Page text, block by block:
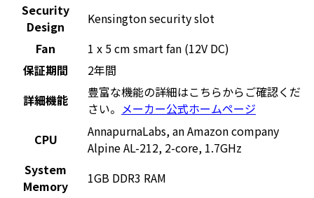
Security
Design
Kensington security slot
Fan
1 x 5 cm smart fan (12V DC)
保証期間
2年間
詳細機能
豊富な機能の詳細はこちらからご確認くだ
さい。 メーカー公式ホームページ
CPU
AnnapurnaLabs, an Amazon company
Alpine AL-212, 2-core, 1.7GHz
System
Memory
1GB DDR3 RAM